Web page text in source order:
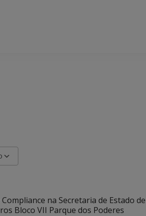
na Secretaria de Estado
Bloco VII Parque dos Poderes